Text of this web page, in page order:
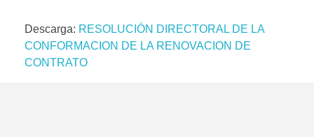
Descarga: RESOLUCIÓN DIRECTORAL DE LA
CONFORMACION DE LA RENOVACION DE
CONTRATO